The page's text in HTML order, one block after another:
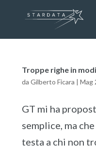
Troppe righe in
da Gilberto Ficara | Mag
GT mi ha
semplice, ma
testa a chi non